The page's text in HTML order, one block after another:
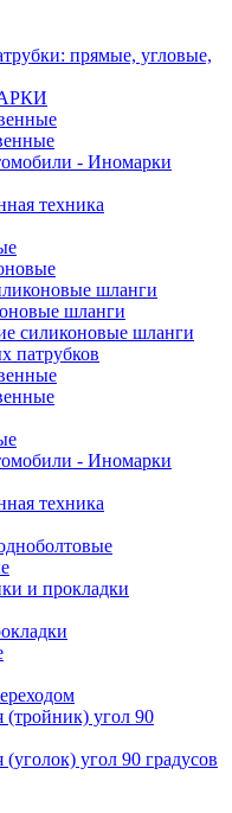
прямые, угловые,
- Иномарки
техника
шланги
шланги
силиконовые шланги
патрубков
- Иномарки
техника
и прокладки
(тройник) угол 90
(уголок) угол 90 градусов